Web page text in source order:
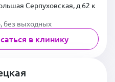
Серпуховская, д 62 к
без выходных
в клинику